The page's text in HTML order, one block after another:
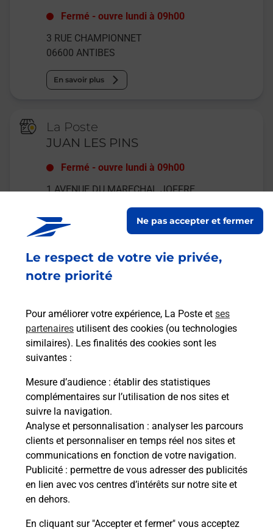
Le respect de votre vie privée,
notre priorité
Pour améliorer votre expérience, La Poste et ses
partenaires utilisent des cookies (ou technologies
similaires). Les finalités des cookies sont les
suivantes :
Mesure d’audience : établir des statistiques
complémentaires sur l’utilisation de nos sites et
suivre la navigation.
Analyse et personnalisation : analyser les parcours
clients et personnaliser en temps réel nos sites et
communications en fonction de votre navigation.
Publicité : permettre de vous adresser des publicités
en lien avec vos centres d’intérêts sur notre site et
en dehors.
En cliquant sur "Accepter et fermer" vous acceptez
Ne pas accepter et fermer
Fermé -ouvre lundi à 09h00
3 RUE CHAMPIONNET
06600 ANTIBES
En savoir plus
La Poste
JUAN LES PINS
Fermé -ouvre lundi à 09h00
1 AVENUE DU MARECHAL JOFFRE
En savoir plus
Malin !
La Poste
en ligne
Ouvert 24h/24
Recherchez un autre point de contact
Questions fréquemment posées